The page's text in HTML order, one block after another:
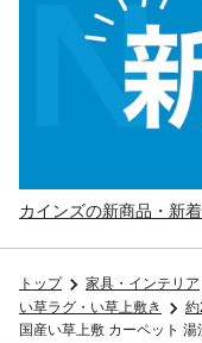
カインズの新商品・新
トップ 家具・インテリア
い草ラグ・い草上敷き
約
国産い草上敷 カーペット